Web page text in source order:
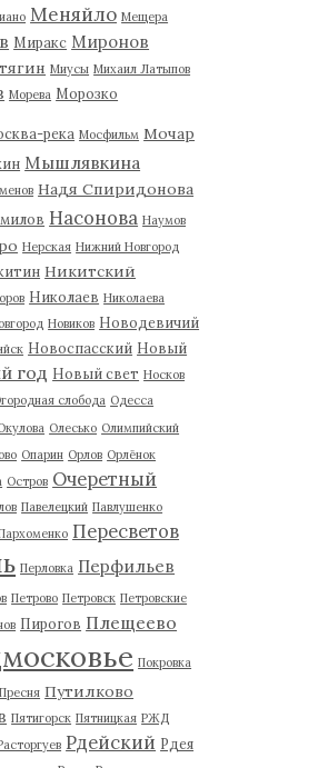
Меняйло Мещера
Миракс Миронов
Миусы Михаил Латыпов
Морева Морозко
река Мосфильм Мочар
Мышлявкина
Надя Спиридонова
Насонова Наумов
Нерская Нижний Новгород
Никитский
Николаев Николаева
Новиков Новодевичий
Новоспасский Новый
год Новый свет Носков
слобода Одесса
Олесько Олимпийский
Опарин Орлов Орлёнок
Остров Очеретный
Павелецкий Павлушенко
Пересветов
Перловка Перфильев
Петрово Петровск Петровские
Пирогов Плещеево
Покровка
Пресня Путилково
Пятигорск Пятницкая РЖД
Рдейский Рдея